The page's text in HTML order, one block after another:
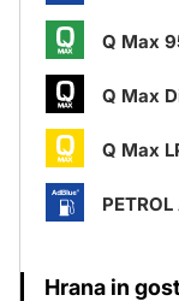
Q Max
Q Max
Q Max
Hrana in